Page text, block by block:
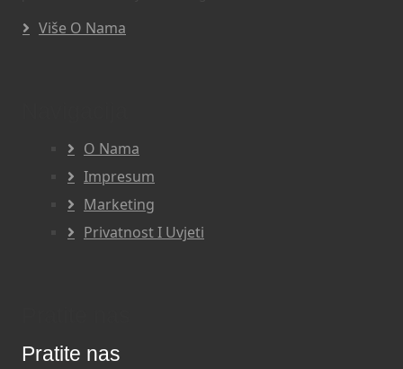
Više O Nama
O Nama
Impresum
Marketing
Privatnost I Uvjeti
Pratite nas